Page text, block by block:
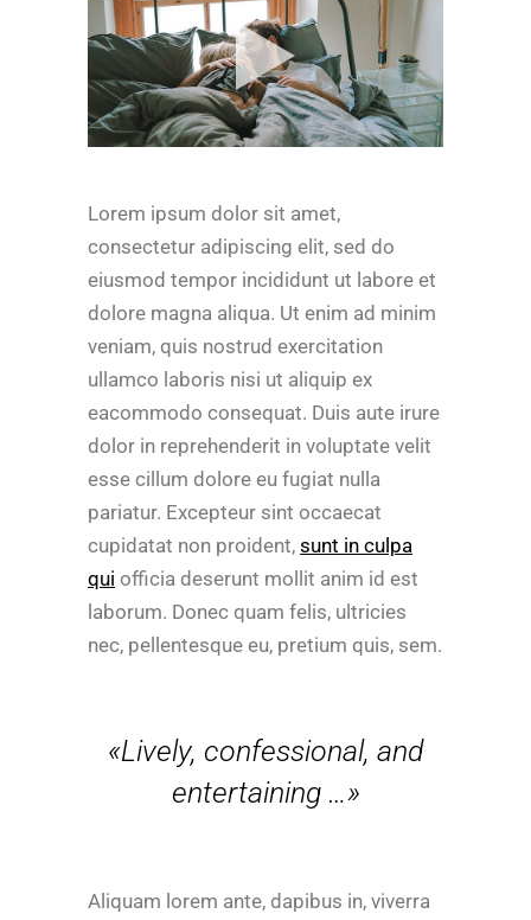
Lorem ipsum dolor sit amet,
consectetur adipiscing elit, sed do
eiusmod tempor incididunt ut labore et
dolore magna aliqua. Ut enim ad minim
veniam, quis nostrud exercitation
ullamco laboris nisi ut aliquip ex
eacommodo consequat. Duis aute irure
dolor in reprehenderit in voluptate velit
esse cillum dolore eu fugiat nulla
pariatur. Excepteur sint occaecat
cupidatat non proident, sunt in culpa
qui officia deserunt mollit anim id est
laborum. Donec quam felis, ultricies
nec, pellentesque eu, pretium quis, sem.
«Lively, confessional, and
entertaining …»
Aliquam lorem ante, dapibus in, viverra